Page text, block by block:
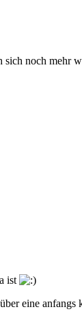
sich noch mehr
ist
eine anfangs